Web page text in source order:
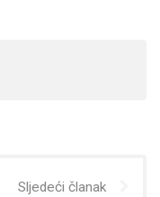
Sljedeći članak